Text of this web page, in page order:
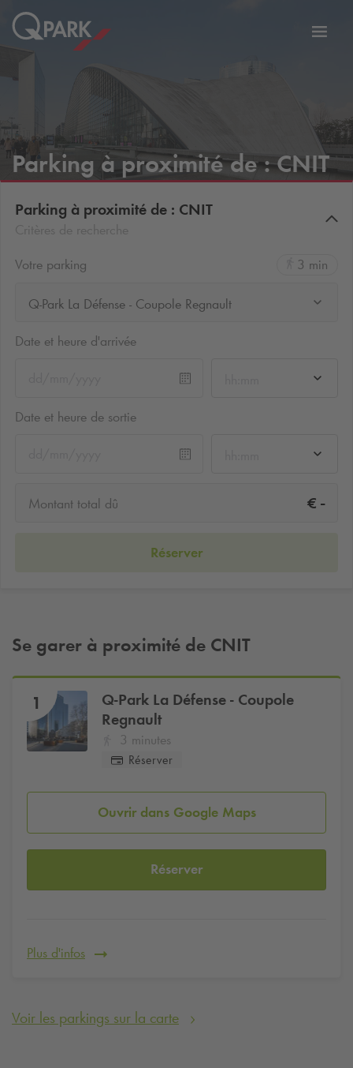
Parking à proximité de : CNIT
Parking à proximité de : CNIT
Votre parking
3 min
Q-Park La Défense - Coupole Regnault
Date et heure d'arrivée
Date et heure de sortie
Montant total dû € -
Réserver
Se garer à proximité de CNIT
1 Q-Park La Défense - Coupole
Regnault
3 minutes
Réserver
Ouvrir dans Google Maps
Réserver
Plus d'infos
Voir les parkings sur la carte